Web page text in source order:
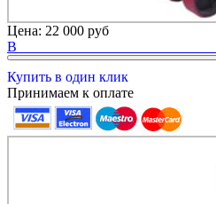
Цена: 22 000 руб
В
Купить в один клик
Принимаем к оплате